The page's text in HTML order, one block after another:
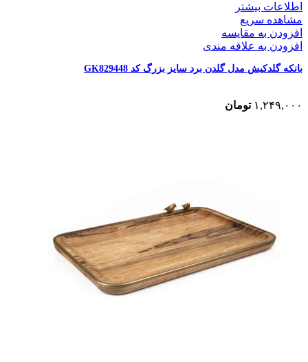
اطلاعات بیشتر
مشاهده سریع
افزودن به مقایسه
افزودن به علاقه مندی
بانکه گلدکیش مدل گلدن برد سایز بزرگ کد GK829448
۱,۲۴۹,۰۰۰ تومان